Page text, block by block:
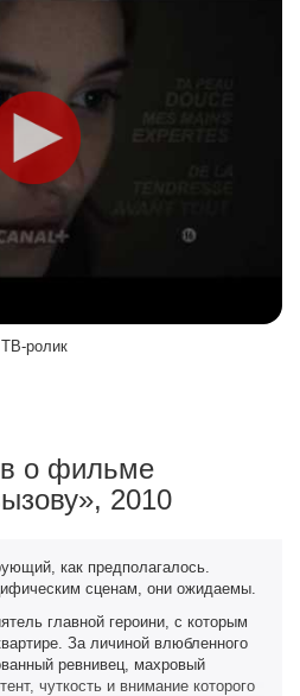
ТВ-ролик
о фильме
2010
как предполагалось.
сценам, они ожидаемы.
главной героини, с которым
За личиной влюбленного
ревнивец, махровый
чуткость и внимание которого